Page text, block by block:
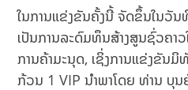
ໃນການແຂ່ງຂັນຄັ້ງນີ້ ຈັດຂຶ້ນໃນວັ
ເປັນການລະດົມທຶນສ້າງສູນຊົ່ວຄາ
ການຄ້າມະນຸດ, ເຊິ່ງການແຂ່ງຂັນ
ກ້ວນ 1 VIP ນໍາພາໂດຍ ທ່ານ ບຸນ